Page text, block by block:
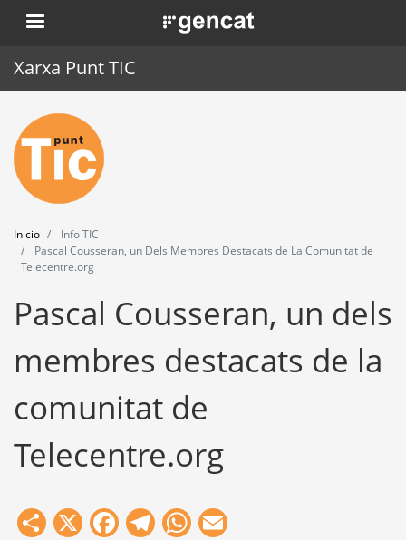
Pasar
al
. Obre en una nova finestra.
Xarxa Punt TIC
Inicio
Punt TIC
Actualidad
Agenda
Herramientas
Inicio
Info TIC
Pascal Cousseran, un Dels Membres Destacats de La Comunitat de
Telecentre.org
Pascal Cousseran, un dels
membres destacats de la
comunitat de
Telecentre.org
Share
X Facebook
Telegram
WhatsApp